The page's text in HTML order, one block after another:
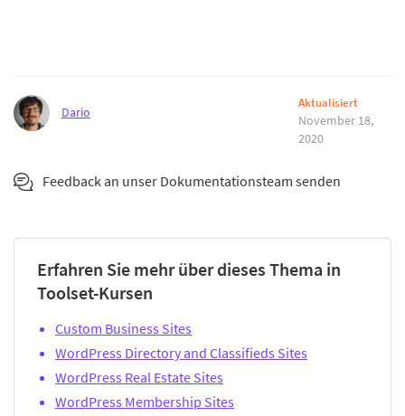
Dario
Aktualisiert
November 18,
2020
Feedback an unser Dokumentationsteam senden
Erfahren Sie mehr über dieses Thema in
Toolset-Kursen
Custom Business Sites
WordPress Directory and Classifieds Sites
WordPress Real Estate Sites
WordPress Membership Sites